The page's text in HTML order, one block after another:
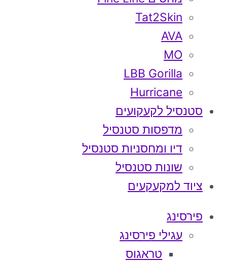
Tat2Skin
AVA
MO
LBB Gorilla
Hurricane
סטנסיל לקעקועים
מדפסות סטנסיל
דיו ומחסניות סטנסיל
שונות סטנסיל
ציוד למקעקעים
פירסינג
עגילי פירסינג
טראגוס